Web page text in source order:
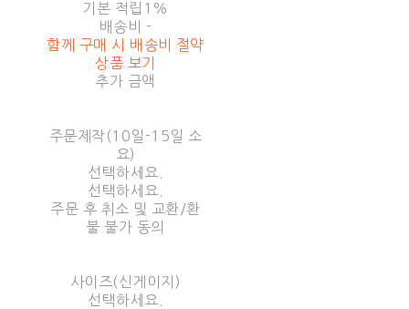
기본 적립 1%
배송비 -
함께 구매 시 배송비 절약
상품 보기
추가 금액
주문제작(10일-15일 소
요)
선택하세요.
선택하세요.
주문 후 취소 및 교환/환
불 불가 동의
사이즈(신게이지)
선택하세요.